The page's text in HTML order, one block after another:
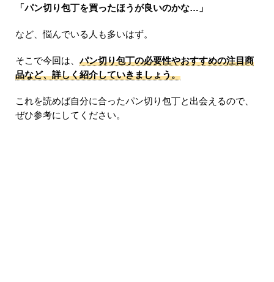
「パン切り包丁を買ったほうが良いのかな…」
など、悩んでいる人も多いはず。
そこで今回は、 パン切り包丁の必要性やおすすめの注目商
品など、詳しく紹介していきましょう。
これを読めば自分に合ったパン切り包丁と出会えるので、
ぜひ参考にしてください。